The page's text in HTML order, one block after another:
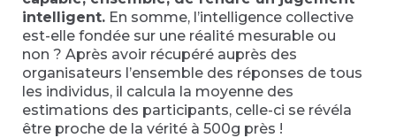
intelligent. En somme, l’intelligence collective
est-elle fondée sur une réalité mesurable ou
non ? Après avoir récupéré auprès des
organisateurs l’ensemble des réponses de tous
les individus, il calcula la moyenne des
estimations des participants, celle-ci se révéla
être proche de la vérité à 500g près !